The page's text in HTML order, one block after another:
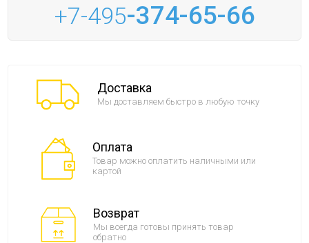
+7-495-374-65-66
Доставка
Мы доставляем быстро в любую точку
Оплата
Товар можно оплатить наличными или
картой
Возврат
Мы всегда готовы принять товар
обратно